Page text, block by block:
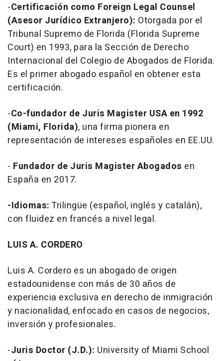
-Certificación como Foreign Legal Counsel
(Asesor Jurídico Extranjero): Otorgada por el
Tribunal Supremo de Florida (Florida Supreme
Court) en 1993, para la Sección de Derecho
Internacional del Colegio de Abogados de Florida.
Es el primer abogado español en obtener esta
certificación.
-Co-fundador de Juris Magister USA en 1992
(Miami, Florida), una firma pionera en
representación de intereses españoles en EE.UU.
- Fundador de Juris Magister Abogados en
España en 2017.
-Idiomas: Trilingüe (español, inglés y catalán),
con fluidez en francés a nivel legal.
LUIS A. CORDERO
Luis A. Cordero es un abogado de origen
estadounidense con más de 30 años de
experiencia exclusiva en derecho de inmigración
y nacionalidad, enfocado en casos de negocios,
inversión y profesionales.
-Juris Doctor (J.D.): University of Miami School